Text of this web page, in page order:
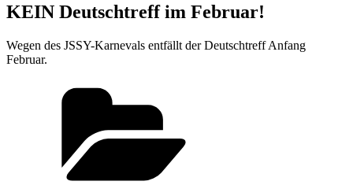
KEIN Deutschtreff im Februar!
Wegen des JSSY-Karnevals entfällt der Deutschtreff Anfang
Februar.